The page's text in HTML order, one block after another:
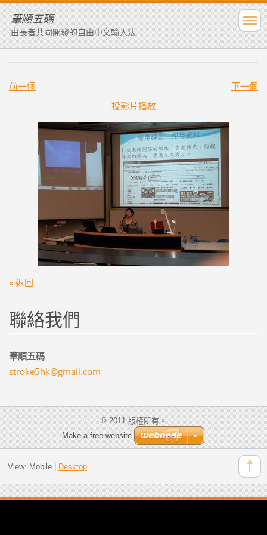
筆順五碼
由長者共同開發的自由中文輸入法
前一個
下一個
投影片播放
« 返回
聯絡我們
筆順五碼
stroke5hk@gmail.com
© 2011 版權所有。
Make a free website
View: Mobile| Desktop